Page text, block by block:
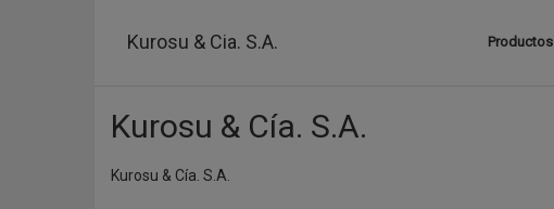
Kurosu & Cia. S.A. Productos
Kurosu & Cía. S.A.
Kurosu & Cía. S.A.